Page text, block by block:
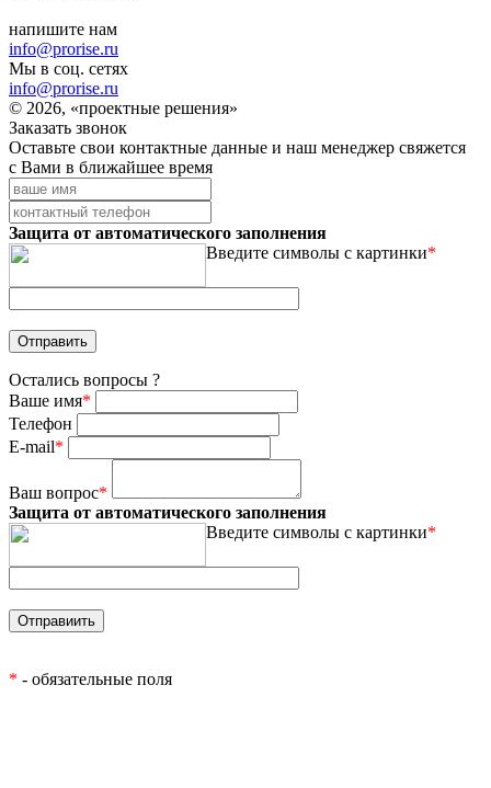
напишите нам
info@prorise.ru
Мы в соц. сетях
info@prorise.ru
© 2026, «проектные решения»
Заказать звонок
Оставьте свои контактные данные и наш менеджер свяжется
с Вами в ближайшее время
Защита от автоматического заполнения
Введите символы с картинки*
Остались вопросы ?
Ваше имя*
Телефон
E-mail*
Ваш вопрос*
Защита от автоматического заполнения
Введите символы с картинки*
* - обязательные поля